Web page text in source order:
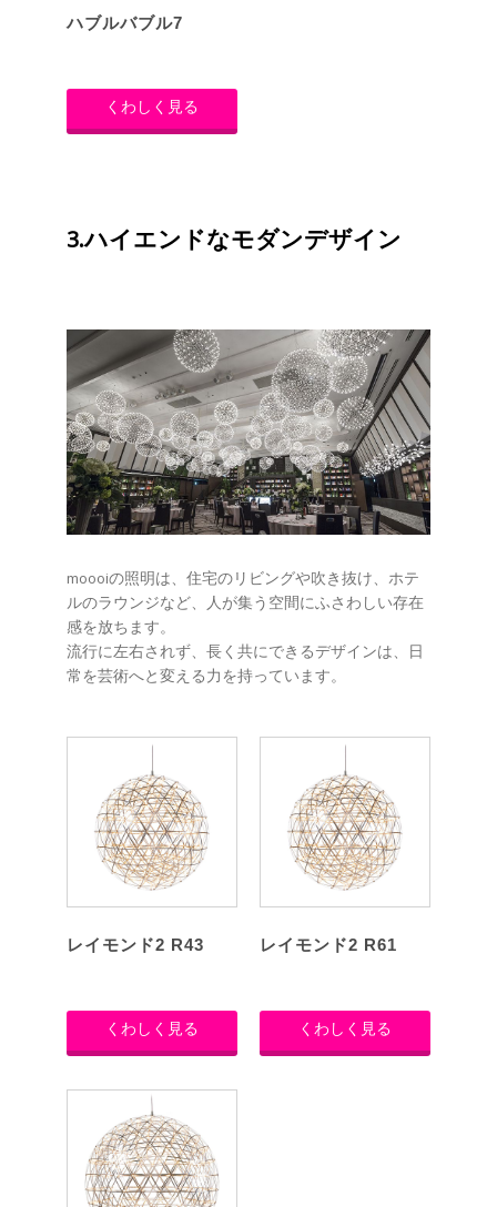
ハブルバブル7
くわしく見る
3.ハイエンドなモダンデザイン
moooiの照明は、住宅のリビングや吹き抜け、ホテ
ルのラウンジなど、人が集う空間にふさわしい存在
感を放ちます。
流行に左右されず、長く共にできるデザインは、日
常を芸術へと変える力を持っています。
レイモンド2 R43
くわしく見る
レイモンド2 R61
くわしく見る